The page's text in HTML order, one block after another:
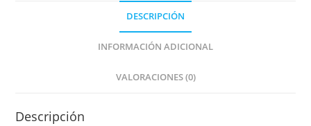
DESCRIPCIÓN
INFORMACIÓN ADICIONAL
VALORACIONES (0)
Descripción